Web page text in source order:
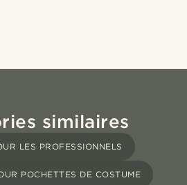
similaires
LES PROFESSIONNELS
POCHETTES DE COSTUME